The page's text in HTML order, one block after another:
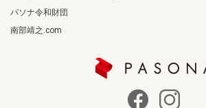
パソナ令和財団
南部靖之.com